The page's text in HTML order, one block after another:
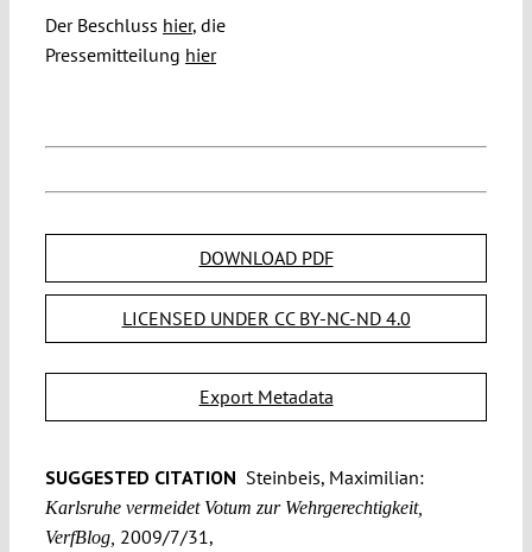
Der Beschluss hier, die
Pressemitteilung hier
DOWNLOAD PDF
LICENSED UNDER CC BY-NC-ND 4.0
Export Metadata
SUGGESTED CITATION Steinbeis, Maximilian:
Karlsruhe vermeidet Votum zur Wehrgerechtigkeit,
VerfBlog, 2009/7/31,